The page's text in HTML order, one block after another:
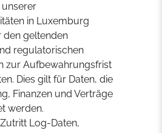
in Luxemburg
den geltenden
regulatorischen
zur Aufbewahrungsfrist
Dies gilt für Daten, die
Finanzen und Verträge
werden.
Log-Daten,